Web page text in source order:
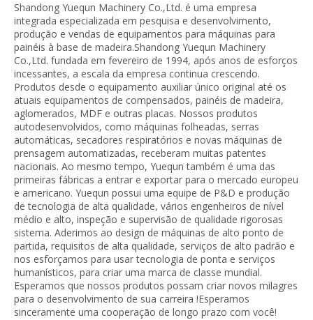
Shandong Yuequn Machinery Co.,Ltd. é uma empresa
integrada especializada em pesquisa e desenvolvimento,
produção e vendas de equipamentos para máquinas para
painéis à base de madeira.Shandong Yuequn Machinery
Co.,Ltd. fundada em fevereiro de 1994, após anos de esforços
incessantes, a escala da empresa continua crescendo.
Produtos desde o equipamento auxiliar único original até os
atuais equipamentos de compensados, painéis de madeira,
aglomerados, MDF e outras placas. Nossos produtos
autodesenvolvidos, como máquinas folheadas, serras
automáticas, secadores respiratórios e novas máquinas de
prensagem automatizadas, receberam muitas patentes
nacionais. Ao mesmo tempo, Yuequn também é uma das
primeiras fábricas a entrar e exportar para o mercado europeu
e americano. Yuequn possui uma equipe de P&D e produção
de tecnologia de alta qualidade, vários engenheiros de nível
médio e alto, inspeção e supervisão de qualidade rigorosas
sistema. Aderimos ao design de máquinas de alto ponto de
partida, requisitos de alta qualidade, serviços de alto padrão e
nos esforçamos para usar tecnologia de ponta e serviços
humanísticos, para criar uma marca de classe mundial.
Esperamos que nossos produtos possam criar novos milagres
para o desenvolvimento de sua carreira !Esperamos
sinceramente uma cooperação de longo prazo com você!